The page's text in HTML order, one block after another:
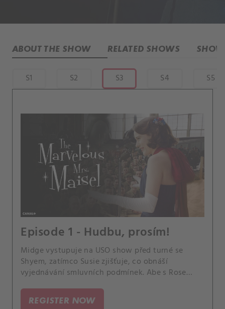
ABOUT THE SHOW RELATED SHOWS
S1 S2 S3 S4 S5
Episode 1 - Hudbu, prosím!
Midge vystupuje na USO show před turné se
Shyem, zatímco Susie zjišťuje, co obnáší
vyjednávání smluvních podmínek. Abe s Rose
REGISTER NOW